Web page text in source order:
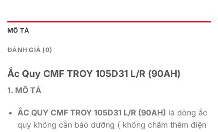
MÔ TẢ
ĐÁNH GIÁ (0)
Ắc Quy CMF TROY 105D31 L/R (90AH)
1. MÔ TẢ
ẮC QUY CMF TROY 105D31 L/R (90AH) là dòng ắc
quy không cần bảo dưỡng ( không châm thêm điện